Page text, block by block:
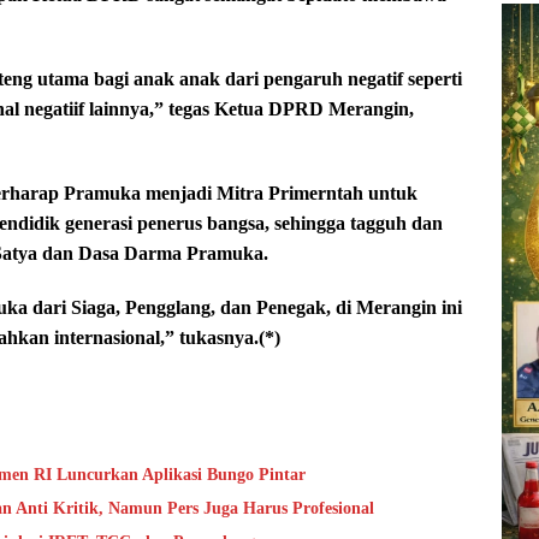
utama bagi anak anak dari pengaruh negatif seperti
negatiif lainnya,” tegas Ketua DPRD Merangin,
Pramuka menjadi Mitra Primerntah untuk
generasi penerus bangsa, sehingga tagguh dan
dan Dasa Darma Pramuka.
dari Siaga, Pengglang, dan Penegak, di Merangin ini
internasional,” tukasnya.(*)
RI Luncurkan Aplikasi Bungo Pintar
Anti Kritik, Namun Pers Juga Harus Profesional